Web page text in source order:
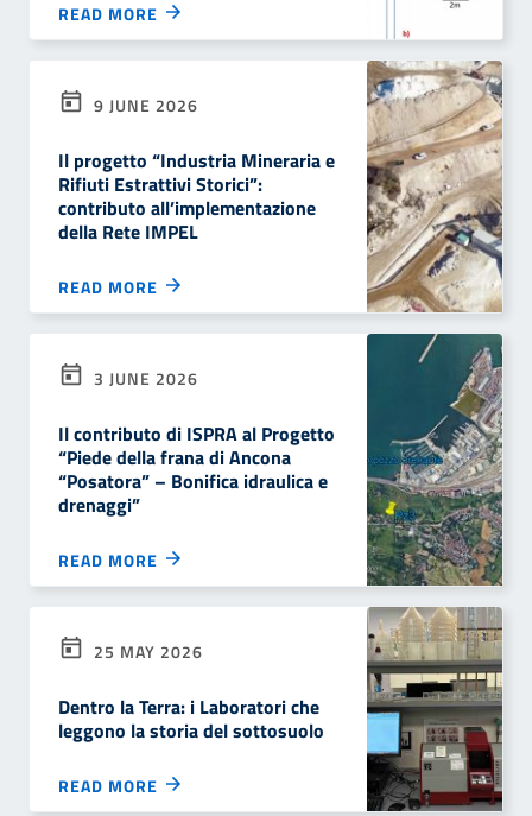
READ MORE
9 JUNE 2026
Il progetto “Industria Mineraria e
Rifiuti Estrattivi Storici”:
contributo all’implementazione
della Rete IMPEL
READ MORE
3 JUNE 2026
Il contributo di ISPRA al Progetto
“Piede della frana di Ancona
“Posatora” – Bonifica idraulica e
drenaggi”
READ MORE
25 MAY 2026
Dentro la Terra: i Laboratori che
leggono la storia del sottosuolo
READ MORE